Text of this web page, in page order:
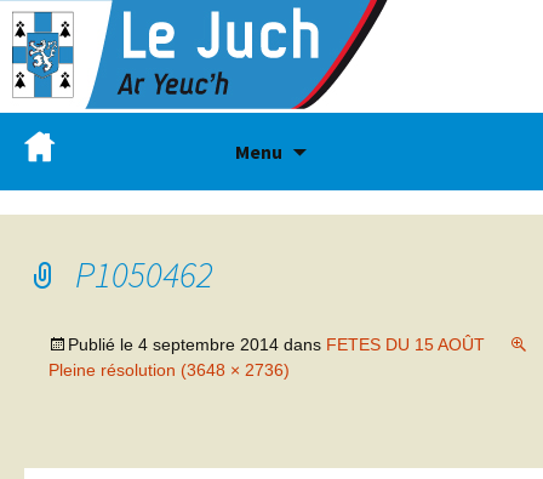
Menu
P1050462
Publié le 4 septembre 2014 dans FETES DU 15 AOÛT
Pleine résolution (3648 × 2736)